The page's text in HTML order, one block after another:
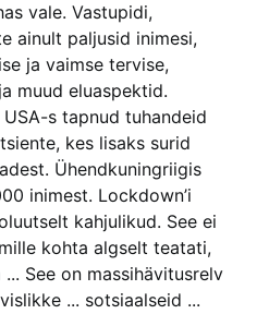
vale. Vastupidi,
ainult paljusid inimesi,
ja vaimse tervise,
muud eluaspektid.
s tapnud tuhandeid
kes lisaks surid
Ühendkuningriigis
inimest. Lockdown’i
kahjulikud. See ei
kohta algselt teatati,
See on massihävitusrelv
... sotsiaalseid ...